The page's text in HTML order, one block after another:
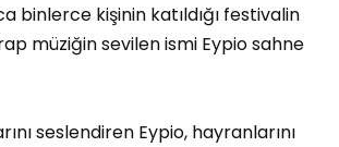
binlerce kişinin katıldığı festivalin
müziğin sevilen ismi Eypio sahne
seslendiren Eypio, hayranlarını